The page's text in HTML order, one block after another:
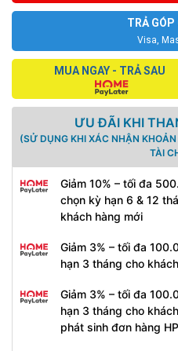
TRẢ GÓP
Visa,
MUA NGAY - TRẢ SAU
ƯU ĐÃI KHI
(SỬ DỤNG KHI XÁC NHẬN
TÀI
Giảm 10% – tối đa
chọn kỳ hạn 6 & 12
khách hàng mới
Giảm 3% – tối đa
hạn 3 tháng cho
Giảm 3% – tối đa
hạn 3 tháng cho
phát sinh đơn hàng